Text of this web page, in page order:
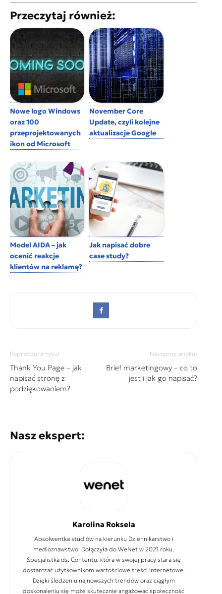
Przeczytaj również:
Nowe logo Windows
oraz 100
przeprojektowanych
ikon od Microsoft
November Core
Update, czyli kolejne
aktualizacje Google
Model AIDA – jak
ocenić reakcje
klientów na reklamę?
Jak napisać dobre
case study?
Poprzedni artykuł
Thank You Page – jak
napisać stronę z
podziękowaniem?
Następny artykuł
Brief marketingowy – co to
jest i jak go napisać?
Nasz ekspert:
Karolina Roksela
Absolwentka studiów na kierunku Dziennikarstwo i
medioznawstwo. Dołączyła do WeNet w 2021 roku.
Specjalistka ds. Contentu, która w swojej pracy stara się
dostarczać użytkownikom wartościowe treści internetowe.
Dzięki śledzeniu najnowszych trendów oraz ciągłym
doskonaleniu się może skutecznie angażować społeczność